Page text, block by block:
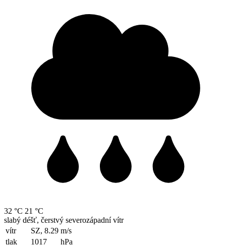
32 °C 21 °C
slabý déšť, čerstvý severozápadní vítr
vítr
SZ, 8.29 m/s
tlak
1017
hPa